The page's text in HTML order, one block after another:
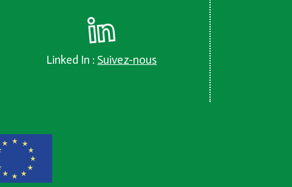
Linked In : Suivez-nous